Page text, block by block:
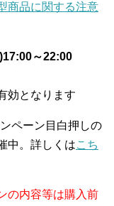
商品に関する注意
～22:00
効となります
ペーン目白押しの
中。詳しくはこち
の内容等は購入前